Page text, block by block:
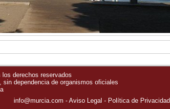
derechos reservados
sin dependencia de organismos oficiales
info@murcia.com
Aviso Legal Política de Privacidad